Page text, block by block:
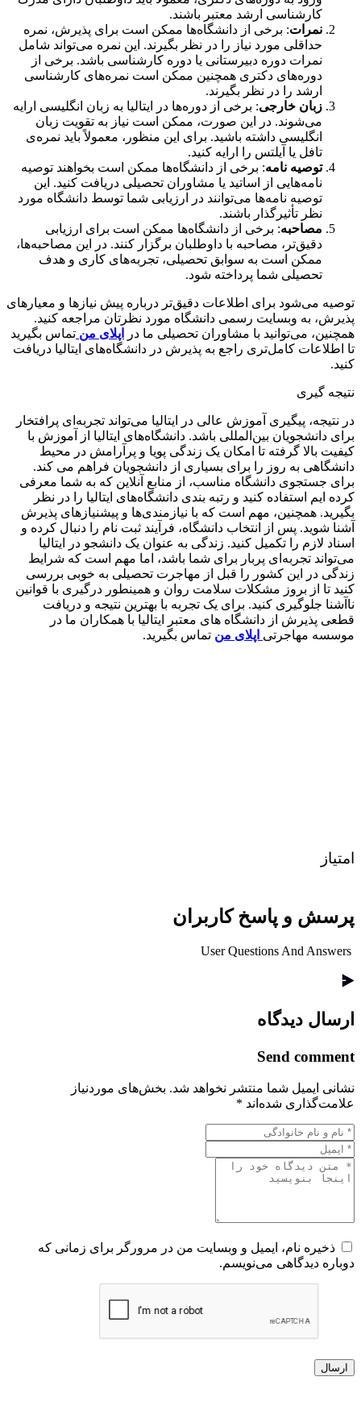
کارشناسی ارشد معتبر باشند.
نمرات: برخی از دانشگاه‌ها ممکن است برای پذیرش، نمره
حداقلی مورد نیاز را در نظر بگیرند. این نمره می‌تواند شامل
نمرات دوره دبیرستانی یا دوره کارشناسی باشد. برخی از
دوره‌های دکتری همچنین ممکن است نمره‌های کارشناسی
ارشد را در نظر بگیرند.
زبان خارجی: برخی از دوره‌ها در ایتالیا به زبان انگلیسی ارایه
می‌شوند. در این صورت، ممکن است نیاز به تقویت زبان
انگلیسی داشته باشید. برای این منظور، معمولاً باید نمره‌ی
تافل یا آیلتس را ارایه کنید.
توصیه نامه: برخی از دانشگاه‌ها ممکن است بخواهند توصیه
نامه‌هایی از اساتید یا مشاوران تحصیلی دریافت کنید. این
توصیه نامه‌ها می‌توانند در ارزیابی شما توسط دانشگاه مورد
نظر تأثیرگذار باشند.
مصاحبه: برخی از دانشگاه‌ها ممکن است برای ارزیابی
دقیق‌تر، مصاحبه با داوطلبان برگزار کنند. در این مصاحبه‌ها،
ممکن است به سوابق تحصیلی، تجربه‌های کاری و هدف
تحصیلی شما پرداخته شود.
توصیه می‌شود برای اطلاعات دقیق‌تر درباره پیش نیازها و معیارهای
پذیرش، به وبسایت رسمی دانشگاه مورد نظرتان مراجعه کنید.
همچنین، می‌توانید با مشاوران تحصیلی ما در
اپلای من تماس بگیرید
تا اطلاعات کامل‌تری راجع به پذیرش در دانشگاه‌های ایتالیا دریافت
کنید.
نتیجه گیری
در نتیجه، پیگیری آموزش عالی در ایتالیا می‌تواند تجربه‌ای پرافتخار
برای دانشجویان بین‌المللی باشد. دانشگاه‌های ایتالیا از آموزش با
کیفیت بالا گرفته تا امکان یک زندگی پویا و پرآرامش در محیط
دانشگاهی به روز را برای بسیاری از دانشجویان فراهم می کند.
برای جستجوی دانشگاه مناسب، از منابع آنلاین که به شما معرفی
کرده ایم استفاده کنید و رتبه بندی دانشگاه‌های ایتالیا را در نظر
بگیرید. همچنین، مهم است که با نیازمندی‌ها و پیشنیازهای پذیرش
آشنا شوید. پس از انتخاب دانشگاه، فرآیند ثبت نام را دنبال کرده و
اسناد لازم را تکمیل کنید. زندگی به عنوان یک دانشجو در ایتالیا
می‌تواند تجربه‌ای پربار برای شما باشد، اما مهم است که شرایط
زندگی در این کشور را قبل از مهاجرت تحصیلی به خوبی بررسی
کنید تا از بروز مشکلات سلامت روان و همینطور درگیری با قوانین
ناآشنا جلوگیری کنید. برای یک تجربه با بهترین نتیجه و دریافت
قطعی پذیرش از دانشگاه های معتبر ایتالیا با همکاران ما در
موسسه مهاجرتی اپلای من تماس بگیرید.
امتیاز
پرسش و پاسخ کاربران
ارسال دیدگاه
Send comment
نشانی ایمیل شما منتشر نخواهد شد. بخش‌های موردنیاز
علامت‌گذاری شده‌اند *
ذخیره نام، ایمیل و وبسایت من در مرورگر برای زمانی که
دوباره دیدگاهی می‌نویسم.
ارسال